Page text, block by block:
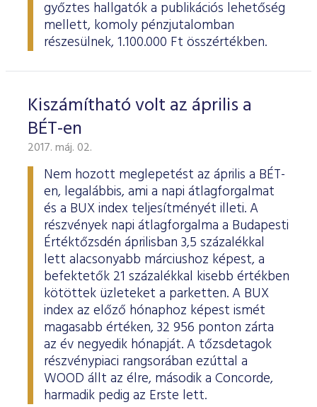
győztes hallgatók a publikációs lehetőség
mellett, komoly pénzjutalomban
részesülnek, 1.100.000 Ft összértékben.
Kiszámítható volt az április a
BÉT-en
2017. máj. 02.
Nem hozott meglepetést az április a BÉT-
en, legalábbis, ami a napi átlagforgalmat
és a BUX index teljesítményét illeti. A
részvények napi átlagforgalma a Budapesti
Értéktőzsdén áprilisban 3,5 százalékkal
lett alacsonyabb márciushoz képest, a
befektetők 21 százalékkal kisebb értékben
kötöttek üzleteket a parketten. A BUX
index az előző hónaphoz képest ismét
magasabb értéken, 32 956 ponton zárta
az év negyedik hónapját. A tőzsdetagok
részvénypiaci rangsorában ezúttal a
WOOD állt az élre, második a Concorde,
harmadik pedig az Erste lett.